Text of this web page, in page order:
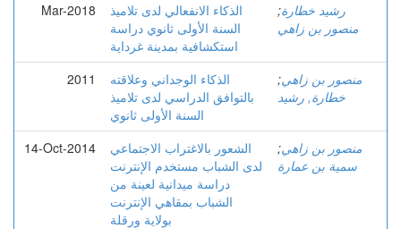
Mar-2018
الذكاء الانفعالي لدى تلاميذ
السنة الأولى ثانوي دراسة
استكشافية بمدينة غرداية
رشيد خطارة;
منصور بن زاهي
2011
الذكاء الوجداني وعلاقته
بالتوافق الدراسي لدى تلاميذ
السنة الأولى ثانوي
منصور بن زاهي;
خطارة, رشید
14-Oct-2014
الشعور بالاغتراب الاجتماعي
لدى الشباب مستخدم الإنترنت
دراسة ميدانية لعينة من
الشباب بمقاهي الإنترنت
بولاية ورقلة
منصور بن زاهي;
سمية بن عمارة